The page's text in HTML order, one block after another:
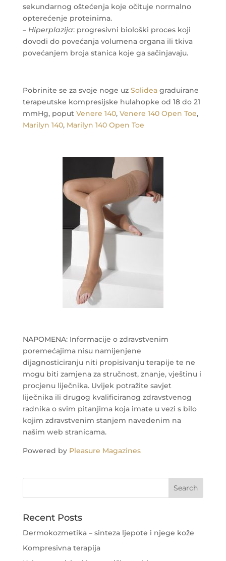
sekundarnog oštećenja koje očituje normalno
opterećenje proteinima.
– Hiperplazija: progresivni biološki proces koji
dovodi do povećanja volumena organa ili tkiva
povećanjem broja stanica koje ga sačinjavaju.
Pobrinite se za svoje noge uz Solideagraduirane
terapeutske kompresijske hulahopke od 18 do 21
mmHg, poput Venere 140, Venere 140 Open Toe,
Marilyn 140, Marilyn 140 Open Toe
NAPOMENA: Informacije o zdravstvenim
poremećajima nisu namijenjene
dijagnosticiranju niti propisivanju terapije te ne
mogu biti zamjena za stručnost, znanje, vještinu i
procjenu liječnika. Uvijek potražite savjet
liječnika ili drugog kvalificiranog zdravstvenog
radnika o svim pitanjima koja imate u vezi s bilo
kojim zdravstvenim stanjem navedenim na
našim web stranicama.
Powered by Pleasure Magazines
Recent Posts
Dermokozmetika – sinteza ljepote i njege kože
Kompresivna terapija